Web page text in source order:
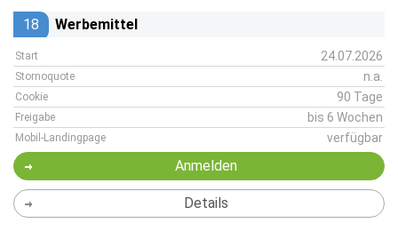
18 Werbemittel
Start 24.07.2026
Stornoquote n.a.
Cookie 90 Tage
Freigabe bis 6 Wochen
Mobil-Landingpage verfügbar
Anmelden
Details